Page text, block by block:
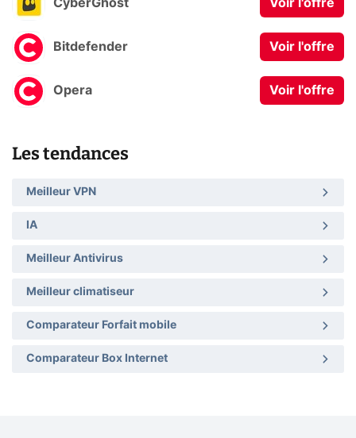
CyberGhost Voir l'offre
Bitdefender Voir l'offre
Opera Voir l'offre
Les tendances
Meilleur VPN
IA
Meilleur Antivirus
Meilleur climatiseur
Comparateur Forfait mobile
Comparateur Box Internet